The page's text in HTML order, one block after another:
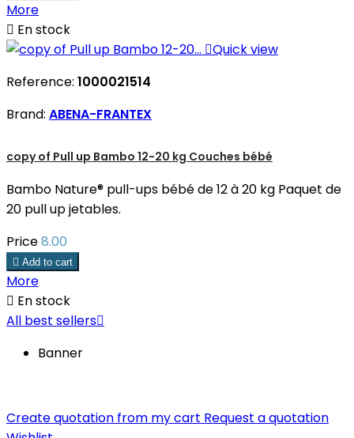
More
 En stock
Quick view
Reference: 1000021514
Brand: ABENA-FRANTEX
copy of Pull up Bambo 12-20 kg Couches bébé
Bambo Nature® pull-ups bébé de 12 à 20 kg Paquet de
20 pull up jetables.
Price8.00
 Add to cart
More
 En stock
All best sellers
Banner
Create quotation from my cart Request a quotation